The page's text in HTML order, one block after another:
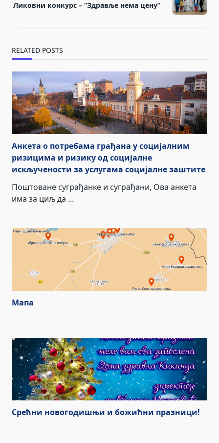
screen-
text">Page</span>
Ликовни конкурс – “Здравље нема цену”
RELATED POSTS
Анкета о потребама грађана у социјалним
ризицима и ризику од социјалне
искључености за услугама социјалне заштите
Поштоване суграђанке и суграђани, Ова анкета
има за циљ да ...
Мапа
Срећни новогодишњи и божићни празници!